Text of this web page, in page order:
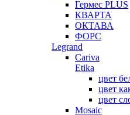
Гермес PLUS
КВАРТА
ОКТАВА
ФОРС
Legrand
Cariva
Etika
цвет
цвет
цвет
Mosaic